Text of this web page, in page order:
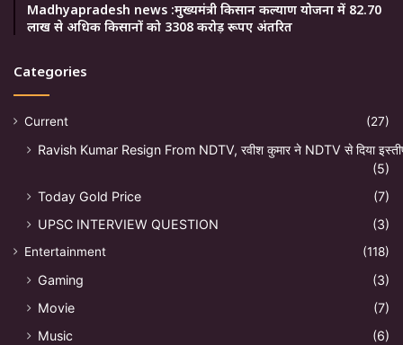
Madhyapradesh news :मुख्यमंत्री किसान कल्याण योजना में 82.70
लाख से अधिक किसानों को 3308 करोड़ रूपए अंतरित
Categories
Current (27)
Ravish Kumar Resign From NDTV, रवीश कुमार ने NDTV से दिया
(5)
Today Gold Price
(7)
UPSC INTERVIEW QUESTION
(3)
Entertainment (118)
Gaming
(3)
Movie
(7)
Music
(6)